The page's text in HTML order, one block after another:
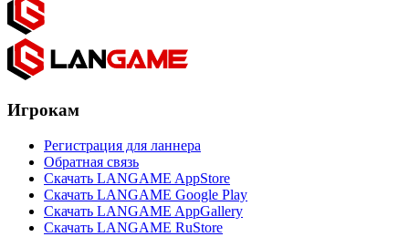
Игрокам
Регистрация для ланнера
Обратная связь
Скачать LANGAME AppStore
Скачать LANGAME Google Play
Скачать LANGAME AppGallery
Скачать LANGAME RuStore